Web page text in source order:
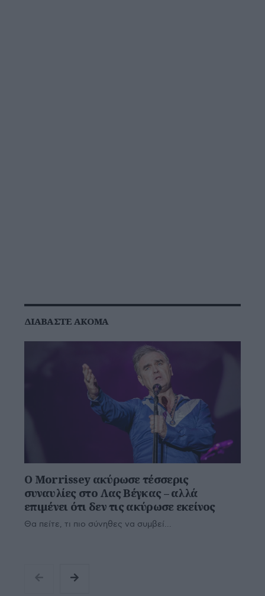
ΔΙΑΒΆΣΤΕ ΑΚΌΜΑ
Ο Morrissey ακύρωσε τέσσερις
συναυλίες στο Λας Βέγκας – αλλά
επιμένει ότι δεν τις ακύρωσε εκείνος
Θα πείτε, τι πιο σύνηθες να συμβεί...